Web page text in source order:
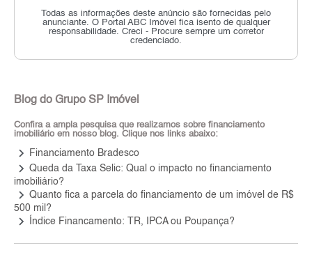
Todas as informações deste anúncio são fornecidas pelo
anunciante. O Portal ABC Imóvel fica isento de qualquer
responsabilidade. Creci - Procure sempre um corretor
credenciado.
Blog do Grupo SP Imóvel
Confira a ampla pesquisa que realizamos sobre financiamento
imobiliário em nosso blog. Clique nos links abaixo:
keyboard_arrow_right Financiamento Bradesco
keyboard_arrow_right Queda da Taxa Selic: Qual o impacto no financiamento
imobiliário?
keyboard_arrow_right Quanto fica a parcela do financiamento de um imóvel de R$
500 mil?
keyboard_arrow_right Índice Financamento: TR, IPCA ou Poupança?